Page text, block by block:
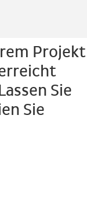
Projekt
Sie
Sie